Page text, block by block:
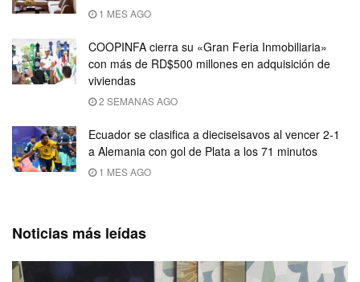
1 MES AGO
COOPINFA cierra su «Gran Feria Inmobiliaria»
con más de RD$500 millones en adquisición de
viviendas
2 SEMANAS AGO
Ecuador se clasifica a dieciseisavos al vencer 2-1
a Alemania con gol de Plata a los 71 minutos
1 MES AGO
Noticias más leídas